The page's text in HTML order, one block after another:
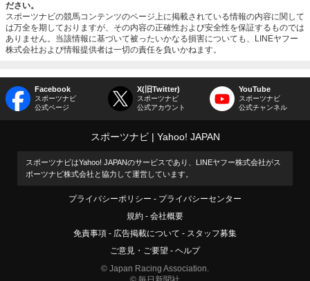
ださい。
スポーツナビの競馬コンテンツのページ上に掲載されている情報の内容に関して
は万全を期しておりますが、その内容の正確性および安全性を保証するものでは
ありません。当該情報に基づいて被ったいかなる損害についても、LINEヤフー
株式会社および情報提供者は一切の責任を負いかねます。
Facebook
スポーツナビ
公式ページ
X(旧Twitter)
スポーツナビ
公式アカウント
YouTube
スポーツナビ
公式チャンネル
スポーツナビ Yahoo! JAPAN
スポーツナビはYahoo! JAPANのサービスであり、LINEヤフー株式会社がス
ポーツナビ株式会社と協力して運営しています。
プライバシーポリシー
プライバシーセンター
規約
会社概要
免責事項
広告掲載について
スタッフ募集
ご意見・ご要望
ヘルプ
© Japan Racing Association.